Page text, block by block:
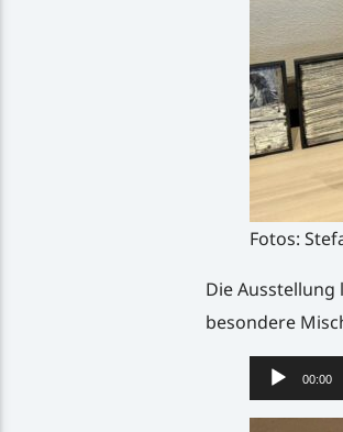
Fotos:
Die
besondere
Audio-
Player
00:00